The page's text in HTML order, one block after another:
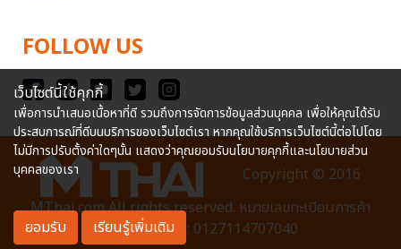
FOLLOW US
Copyright © 2016
MThai.com All rights reserved. หมายเลขทะเบียนการค้า
อิเล็กทรอนิกส์ : 0127114707040
เว็บไซต์นี้ใช้คุกกี้
เพื่อการนำเสนอเนื้อหาที่ดี รวมถึงการจัดการข้อมูลส่วนบุคคล เพื่อให้คุณได้รับ
ประสบการณ์ที่ดีบนบริการของเว็บไซต์เรา หากคุณใช้บริการเว็บไซต์นี้ต่อไปโดย
ไม่มีการปรับตั้งค่าใดๆนั้น แสดงว่าคุณยอมรับนโยบายคุกกี้และนโยบายส่วน
บุคคลของเรา
ยอมรับ เรียนรู้เพิ่มเติม